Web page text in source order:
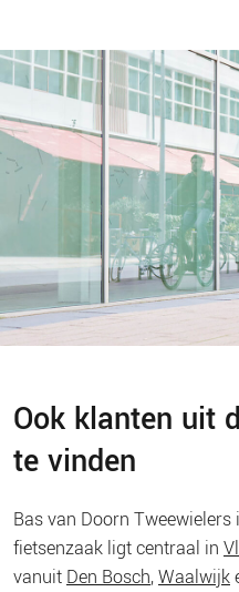
Ook klanten uit
te vinden
Bas van Doorn
fietsenzaak ligt centraal in
vanuit Den Bosch,Waalwijk